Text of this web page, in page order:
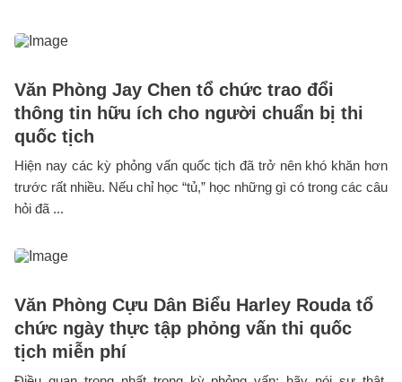
Văn Phòng Jay Chen tổ chức trao đổi
thông tin hữu ích cho người chuẩn bị thi
quốc tịch
Hiện nay các kỳ phỏng vấn quốc tịch đã trở nên khó khăn hơn
trước rất nhiều. Nếu chỉ học “tủ,” học những gì có trong các câu
hỏi đã ...
Văn Phòng Cựu Dân Biểu Harley Rouda tổ
chức ngày thực tập phỏng vấn thi quốc
tịch miễn phí